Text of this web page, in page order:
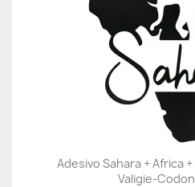
Adesivo Sahara + Africa
Valigie-